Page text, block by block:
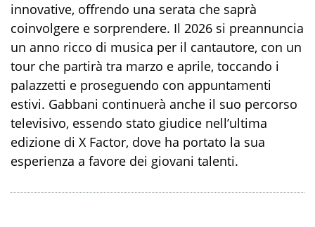
innovative, offrendo una serata che saprà
coinvolgere e sorprendere. Il 2026 si preannuncia
un anno ricco di musica per il cantautore, con un
tour che partirà tra marzo e aprile, toccando i
palazzetti e proseguendo con appuntamenti
estivi. Gabbani continuerà anche il suo percorso
televisivo, essendo stato giudice nell’ultima
edizione di X Factor, dove ha portato la sua
esperienza a favore dei giovani talenti.